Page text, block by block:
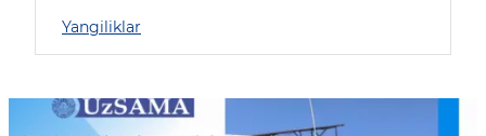
Yangiliklar